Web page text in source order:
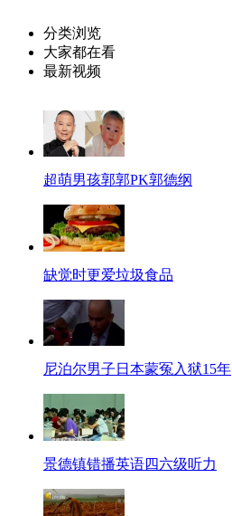
分类浏览
大家都在看
最新视频
超萌男孩郭郭PK郭德纲
缺觉时更爱垃圾食品
尼泊尔男子日本蒙冤入狱15年
景德镇错播英语四六级听力